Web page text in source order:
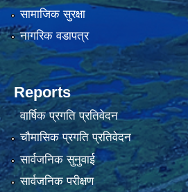
सामाजिक सुरक्षा
नागरिक वडापत्र
Reports
वार्षिक प्रगति प्रतिवेदन
चौमासिक प्रगति प्रतिवेदन
सार्वजनिक सुनुवाई
सार्वजनिक परीक्षण